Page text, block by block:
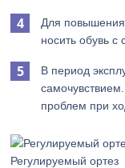
Для повышения
носить обувь с
В период
проблем при
Регулируемый ортез